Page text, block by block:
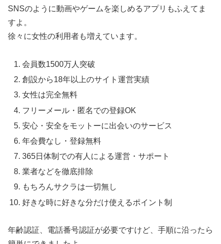
SNSのように動画やゲームを楽しめるアプリもふえてま
すよ。
徐々に女性の利用者も増えています。
会員数1500万人突破
創設から18年以上のサイト運営実績
女性は完全無料
フリーメール・匿名での登録OK
安心・安全をモットーに出会いのサービス
年会費なし・登録無料
365日体制での有人による運営・サポート
業者などを徹底排除
もちろんサクラは一切無し
好きな時に好きな分だけ使えるポイント制
年齢認証、電話番号認証が必要ですけど、手順に沿ったら